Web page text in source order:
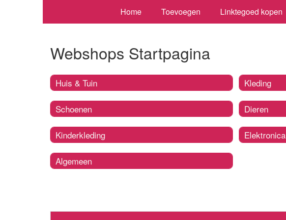
Home Toevoegen Linktegoed kopen
Webshops Startpagina
Huis & Tuin
Schoenen
Kinderkleding
Algemeen
Kleding
Dieren
Elektronica